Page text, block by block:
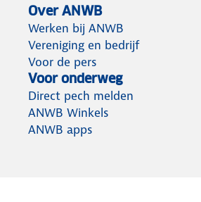
Over ANWB
Werken bij ANWB
Vereniging en bedrijf
Voor de pers
Voor onderweg
Direct pech melden
ANWB Winkels
ANWB apps